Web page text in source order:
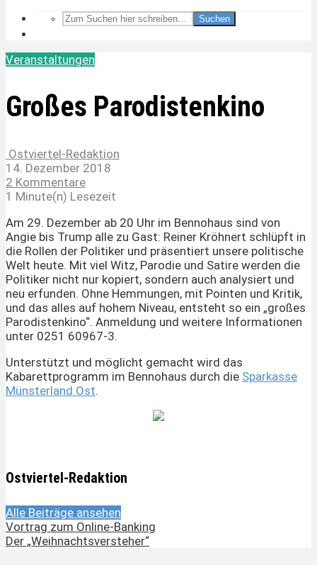
Suchen
Veranstaltungen
Großes Parodistenkino
Ostviertel-Redaktion
14. Dezember 2018
2 Kommentare
1 Minute(n) Lesezeit
Am 29. Dezember ab 20 Uhr im Bennohaus sind von
Angie bis Trump alle zu Gast: Reiner Kröhnert schlüpft in
die Rollen der Politiker und präsentiert unsere politische
Welt heute. Mit viel Witz, Parodie und Satire werden die
Politiker nicht nur kopiert, sondern auch analysiert und
neu erfunden. Ohne Hemmungen, mit Pointen und Kritik,
und das alles auf hohem Niveau, entsteht so ein „großes
Parodistenkino“. Anmeldung und weitere Informationen
unter 0251 60967-3.
Unterstützt und möglicht gemacht wird das
Kabarettprogramm im Bennohaus durch die Sparkasse
Münsterland Ost.
Ostviertel-Redaktion
Alle Beiträge ansehen
Vortrag zum Online-Banking
Der „Weihnachtsversteher“